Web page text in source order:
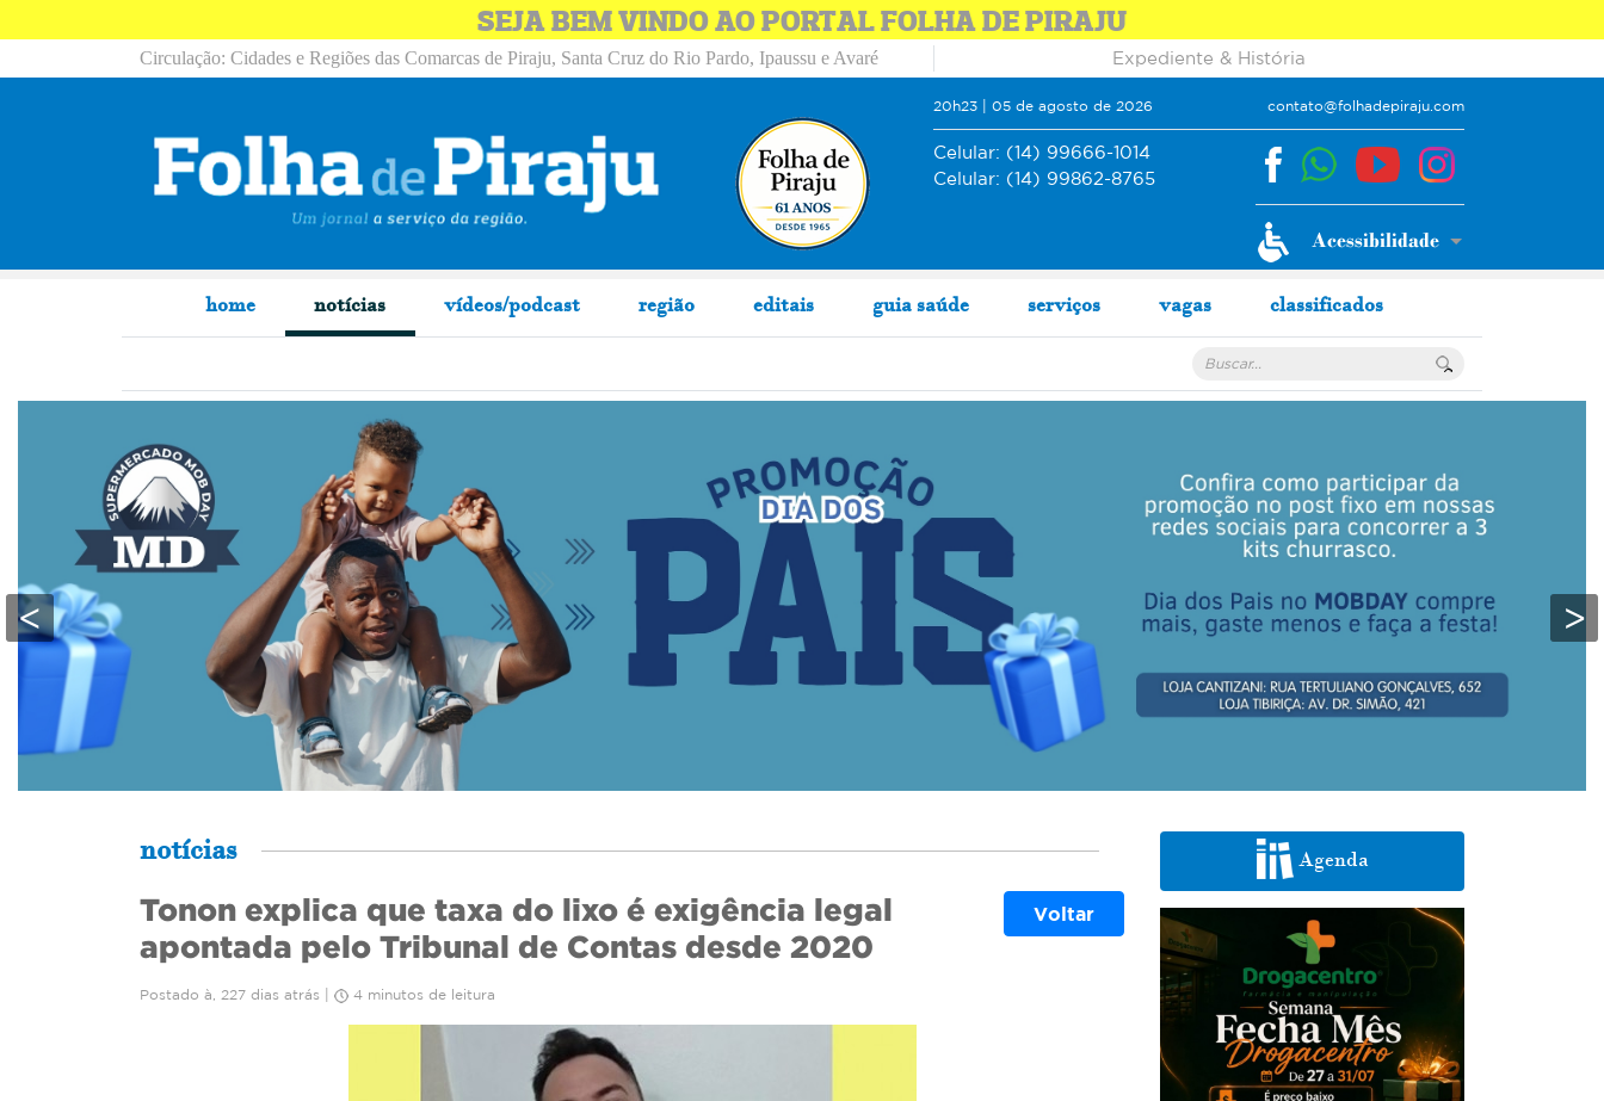
SEJA BEM VINDO AO PORTAL FOLHA DE PIRAJU
Circulação: Cidades e Regiões das Comarcas de Piraju, Santa Cruz do Rio Pardo, Ipaussu e Avaré Expediente & História
20h23 | 05 de agosto de 2026 contato@folhadepiraju.com
Celular: (14) 99666-1014
Celular: (14) 99862-8765
home notícias vídeos/podcast região editais guia saúde serviços vagas classificados
< >
notícias
Voltar
Tonon explica que taxa do lixo é exigência legal
apontada pelo Tribunal de Contas desde 2020
Postado à, 227 dias atrás | 4 minutos de leitura
Agenda